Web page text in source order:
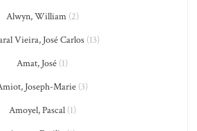
Alwyn, William(2)
Vieira, José Carlos (13)
Amat, José (1)
Joseph-Marie (3)
Amoyel, Pascal(1)